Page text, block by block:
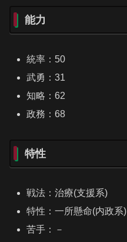
能力
統率：50
武勇：31
知略：62
政務：68
特性
戦法：治療(支援系)
特性：一所懸命(内政系)
苦手：－